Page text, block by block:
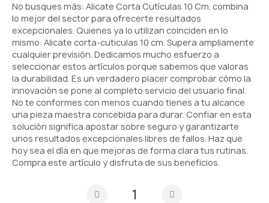
No busques más: Alicate Corta Cutículas 10 Cm. combina
lo mejor del sector para ofrecerte resultados
excepcionales. Quienes ya lo utilizan coinciden en lo
mismo: Alicate corta-cuticulas 10 cm. Supera ampliamente
cualquier previsión. Dedicamos mucho esfuerzo a
seleccionar estos artículos porque sabemos que valoras
la durabilidad. Es un verdadero placer comprobar cómo la
innovación se pone al completo servicio del usuario final.
No te conformes con menos cuando tienes a tu alcance
una pieza maestra concebida para durar. Confiar en esta
solución significa apostar sobre seguro y garantizarte
unos resultados excepcionales libres de fallos. Haz que
hoy sea el día en que mejoras de forma clara tus rutinas.
Compra este artículo y disfruta de sus beneficios.